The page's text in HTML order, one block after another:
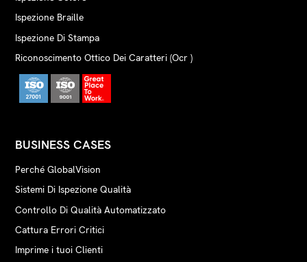
ispezione di GlobalVision (Text,
Graphics, Barcode, Spell Check, e
Braille) direttamente all’interno
dei flussi di lavoro di Esko
Automation Engine.
Ispezione Braille
Ispezione Di Stampa
Riconoscimento Ottico Dei Caratteri (Ocr )
BUSINESS CASES
Perché GlobalVision
Sistemi Di Ispezione Qualità
Controllo Di Qualità Automatizzato
Cattura Errori Critici
Imprime i tuoi Clienti